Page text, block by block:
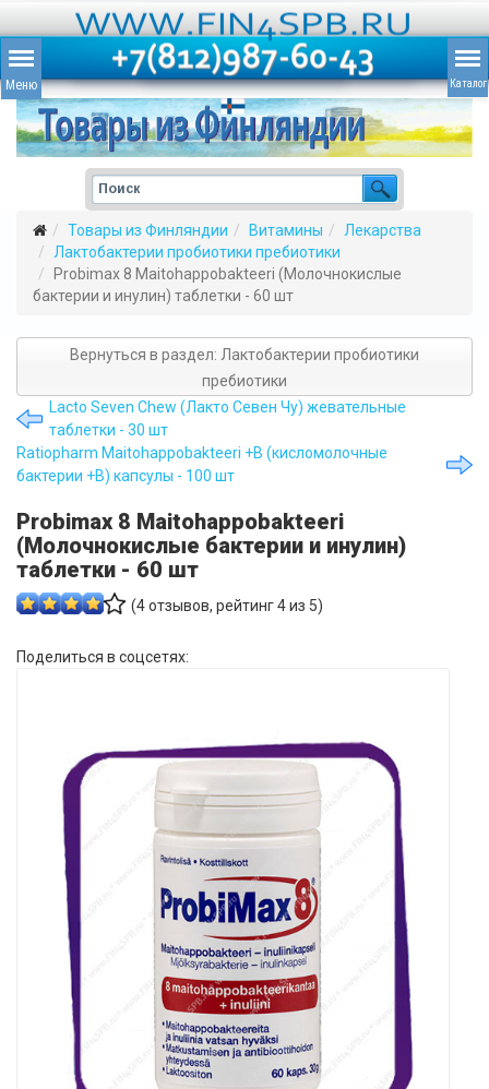
Товары из Финляндии Витамины
Лекарства
Лактобактерии пробиотики пребиотики
Probimax 8 Maitohappobakteeri (Молочнокислые
бактерии и инулин) таблетки - 60 шт
Вернуться в раздел: Лактобактерии пробиотики
пребиотики
Lacto Seven Chew (Лакто Севен Чу) жевательные
таблетки - 30 шт
Ratiopharm Maitohappobakteeri +B (кисломолочные
бактерии +B) капсулы - 100 шт
Probimax 8 Maitohappobakteeri
(Молочнокислые бактерии и инулин)
таблетки - 60 шт
(4отзывов, рейтинг4из 5)
Поделиться в соцсетях: